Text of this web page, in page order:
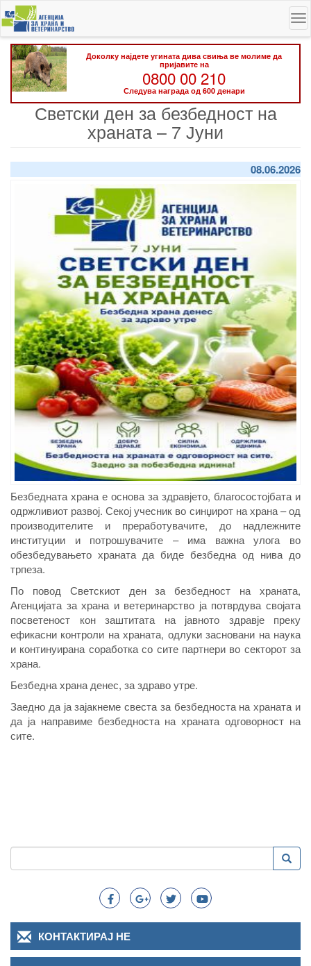
Skip
to
main
content
Доколку најдете угината дива свиња ве молиме да
пријавите на
0800 00 210
Следува награда од 600 денари
Светски ден за безбедност на
храната – 7 Јуни
08.06.2026
Безбедната храна е основа за здравјето, благосостојбата и
одржливиот развој. Секој учесник во синџирот на храна – од
производителите и преработувачите, до надлежните
институции и потрошувачите – има важна улога во
обезбедувањето храната да биде безбедна од нива до
трпеза.
По повод Светскиот ден за безбедност на храната,
Агенцијата за храна и ветеринарство ја потврдува својата
посветеност кон заштитата на јавното здравје преку
ефикасни контроли на храната, одлуки засновани на наука
и континуирана соработка со сите партнери во секторот за
храна.
Безбедна храна денес, за здраво утре.
Заедно да ја зајакнеме свеста за безбедноста на храната и
да ја направиме безбедноста на храната одговорност на
сите.
Search
Пребарување
КОНТАКТИРАЈ НЕ